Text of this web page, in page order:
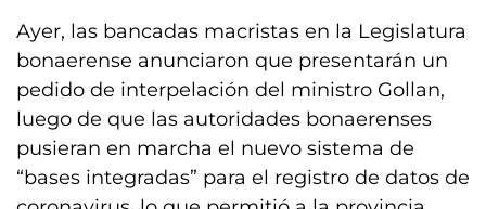
Ayer, las bancadas macristas en la Legislatura
bonaerense anunciaron que presentarán un
pedido de interpelación del ministro Gollan,
luego de que las autoridades bonaerenses
pusieran en marcha el nuevo sistema de
“bases integradas” para el registro de datos de